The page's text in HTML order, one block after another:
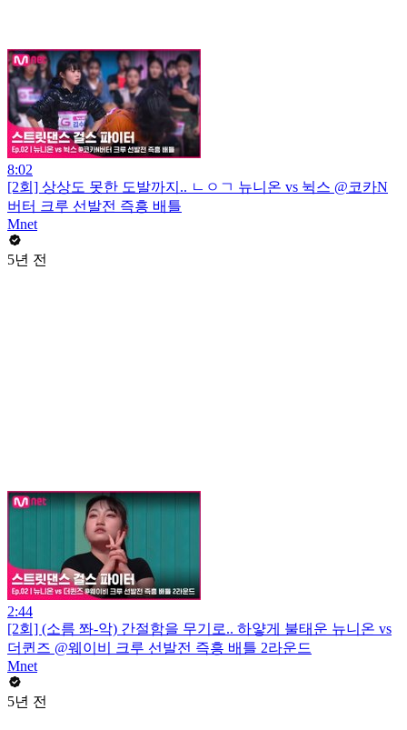
8:02
[2회] 상상도 못한 도발까지.. ㄴㅇㄱ 뉴니온 vs 뉙스 @코카N
버터 크루 선발전 즉흥 배틀
Mnet
5년 전
2:44
[2회] (소름 쫘-악) 간절함을 무기로.. 하얗게 불태운 뉴니온 vs
더퀸즈 @웨이비 크루 선발전 즉흥 배틀 2라운드
Mnet
5년 전